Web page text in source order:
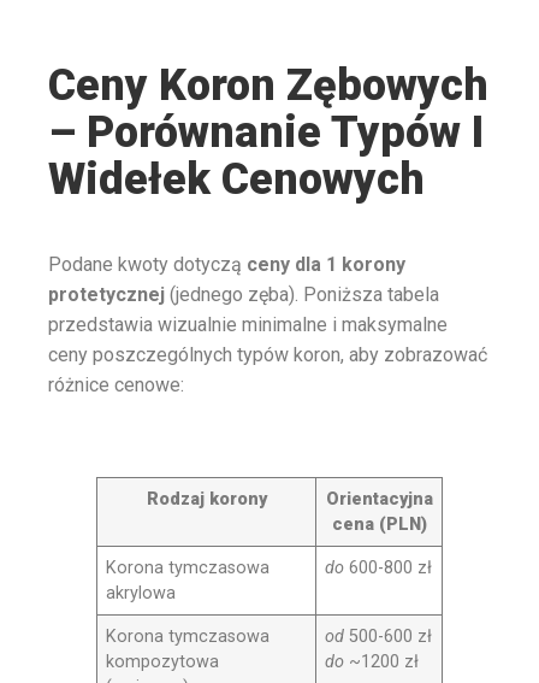
Ceny Koron Zębowych
– Porównanie Typów I
Widełek Cenowych
Podane kwoty dotyczą ceny dla 1 korony
protetycznej (jednego zęba). Poniższa tabela
przedstawia wizualnie minimalne i maksymalne
ceny poszczególnych typów koron, aby zobrazować
różnice cenowe:
Rodzaj korony
Orientacyjna
cena (PLN)
Korona tymczasowa
akrylowa
do 600-800 zł
Korona tymczasowa
kompozytowa
od 500-600 zł
do ~1200 zł